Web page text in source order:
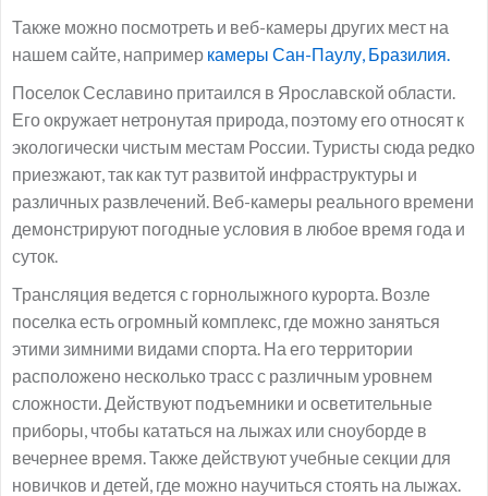
Также можно посмотреть и веб-камеры других мест на
нашем сайте, например камеры Сан-Паулу, Бразилия.
Поселок Сеславино притаился в Ярославской области.
Его окружает нетронутая природа, поэтому его относят к
экологически чистым местам России. Туристы сюда редко
приезжают, так как тут развитой инфраструктуры и
различных развлечений. Веб-камеры реального времени
демонстрируют погодные условия в любое время года и
суток.
Трансляция ведется с горнолыжного курорта. Возле
поселка есть огромный комплекс, где можно заняться
этими зимними видами спорта. На его территории
расположено несколько трасс с различным уровнем
сложности. Действуют подъемники и осветительные
приборы, чтобы кататься на лыжах или сноуборде в
вечернее время. Также действуют учебные секции для
новичков и детей, где можно научиться стоять на лыжах.